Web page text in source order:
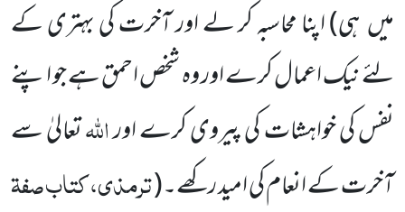
میںہی)اپنا محاسبہ کر لے اور آخرت کی بہتری کے
لئے نیک اعمال کرے اور وہ شخص احمق ہے جو اپنے
نفس کی خواہشات کی پیروی کرے اوراللّٰہتعالیٰ سے
آخرت کے انعام کی امید رکھے۔(ترمذی، کتاب صفۃ